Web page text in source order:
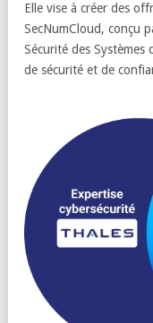
Elle vise à créer des
SecNumCloud, conçu
Sécurité des Systèmes
de sécurité et de